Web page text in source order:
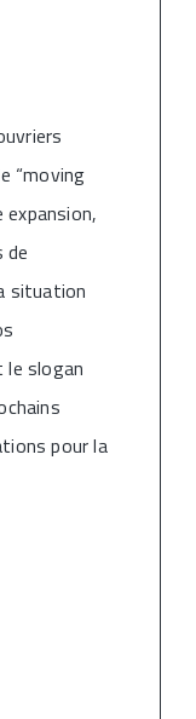
“moving
de
situation
le slogan
pour la